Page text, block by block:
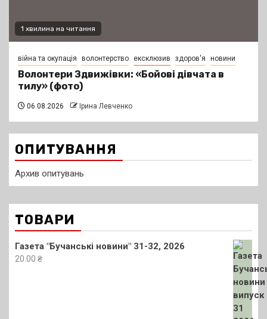
1 хвилина на читання
війна та окупація волонтерство ексклюзив здоров'я новини
Волонтери Здвижівки: «Бойові дівчата в
тилу» (фото)
06.08.2026 Ірина Левченко
ОПИТУВАННЯ
Архив опитувань
ТОВАРИ
Газета "Бучанські новини" 31-32, 2026
20.00 ₴